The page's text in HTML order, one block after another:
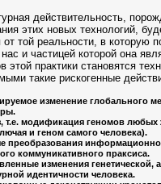
действительность,
этих новых технологий,
от той реальности, в которую
и частицей которой она
этой практики становятся
такие рискогенные
изменение глобального
т.е. модификация геномов
и геном самого человека).
преобразования
коммуникативного праксиса.
изменения генетической,
идентичности человека.